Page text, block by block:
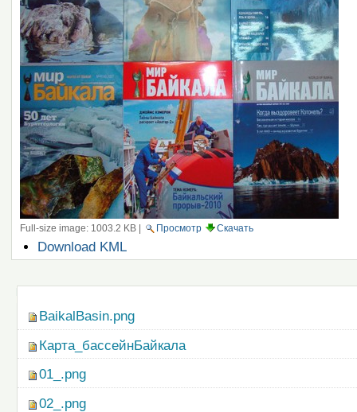
Full-size image: 1003.2 KB| Просмотр Скачать
Операции
с
Download KML
BaikalBasin.png
Карта_бассейнБайкала
01_.png
02_.png